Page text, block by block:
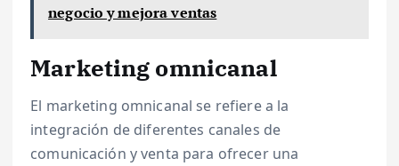
negocio y mejora ventas
Marketing omnicanal
El marketing omnicanal se refiere a la
integración de diferentes canales de
comunicación y venta para ofrecer una